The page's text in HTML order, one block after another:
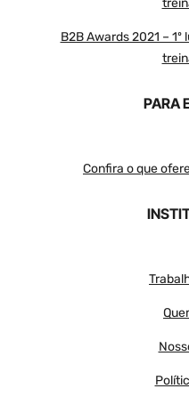
B2B Awards 2021 –
PARA
Confira o que